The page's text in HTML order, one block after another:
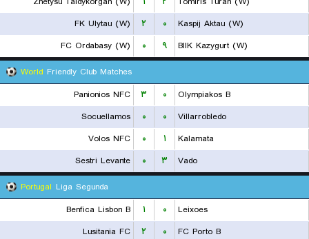
FK Ulytau (W)
۲ ۰
Kaspij Aktau (W)
FC Ordabasy (W)
۰ ۹
BIIK Kazygurt (W)
World Friendly Club Matches
Panionios NFC
۳ ۰
Olympiakos B
Socuellamos
۰ ۰
Villarrobledo
Volos NFC
۰ ۱
Kalamata
Sestri Levante
۰ ۳
Vado
Portugal Liga Segunda
Benfica Lisbon B
۱ ۰
Leixoes
Lusitania FC
۲ ۰
FC Porto B